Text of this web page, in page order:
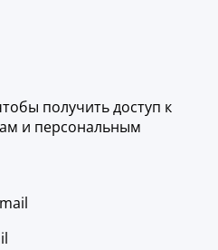
получить доступ к
и персональным